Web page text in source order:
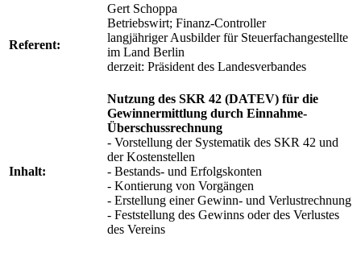
Referent:
Gert Schoppa
Betriebswirt; Finanz-Controller
langjähriger Ausbilder für Steuerfachangestellte
im Land Berlin
derzeit: Präsident des Landesverbandes
Inhalt:
Nutzung des SKR 42 (DATEV) für die
Gewinnermittlung durch Einnahme-
Überschussrechnung
- Vorstellung der Systematik des SKR 42 und
der Kostenstellen
- Bestands- und Erfolgskonten
- Kontierung von Vorgängen
- Erstellung einer Gewinn- und Verlustrechnung
- Feststellung des Gewinns oder des Verlustes
des Vereins